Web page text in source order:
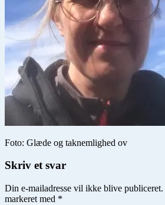
Foto: Glæde og taknemlighed ov
Skriv et svar
Din e-mailadresse vil ikke blive publiceret.
markeret med *